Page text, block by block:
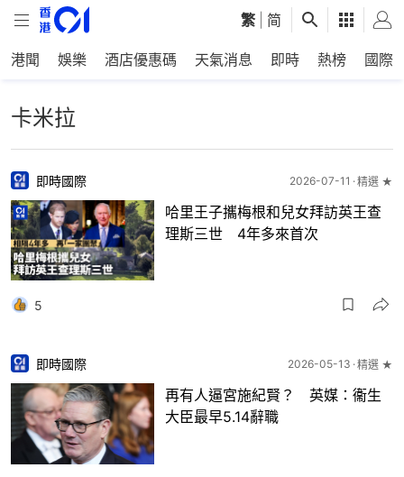
繁 简
港聞 娛樂 酒店優惠碼 天氣消息 即時 熱榜 國際
卡米拉
即時國際 2026-07-11 精選 ★
哈里王子攜梅根和兒女拜訪英王查
理斯三世 4年多來首次
5
即時國際 2026-05-13 精選 ★
再有人逼宮施紀賢？ 英媒：衞生
大臣最早5.14辭職